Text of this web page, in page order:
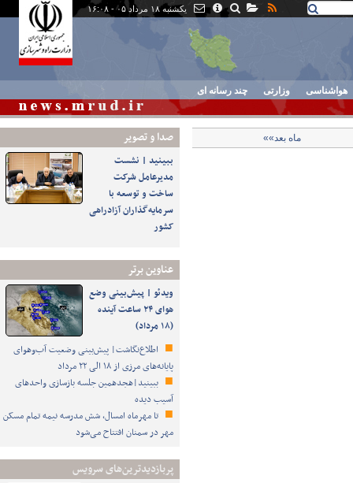
یکشنبه ۱۸ مرداد ۰۵ - ۱۶:۰۸
هواشناسی وزارتی چند رسانه ای
صدا و تصوير
ببینید | نشست
مدیرعامل شرکت
ساخت و توسعه با
سرمایه‌گذاران آزادراهی
کشور
عناوین برتر
ویدئو | پیش‌بینی وضع
هوای ۲۴ ساعت آینده
(۱۸ مرداد)
اطلاع‌نگاشت| پیش‌بینی وضعیت آب‌وهوای
پایانه‌های مرزی از ۱۸ الی ۲۲ مرداد
ببینید|هجدهمین جلسه بازسازی واحدهای
آسیب دیده
تا مهرماه امسال، شش مدرسه نیمه تمام مسکن
مهر در سمنان افتتاح می‌شود
پربازدیدترین‌های سرویس
ماه بعد»»